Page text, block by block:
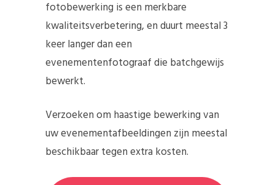
fotobewerking is een merkbare
kwaliteitsverbetering, en duurt meestal 3
keer langer dan een
evenementenfotograaf die batchgewijs
bewerkt.
Verzoeken om haastige bewerking van
uw evenementafbeeldingen zijn meestal
beschikbaar tegen extra kosten.